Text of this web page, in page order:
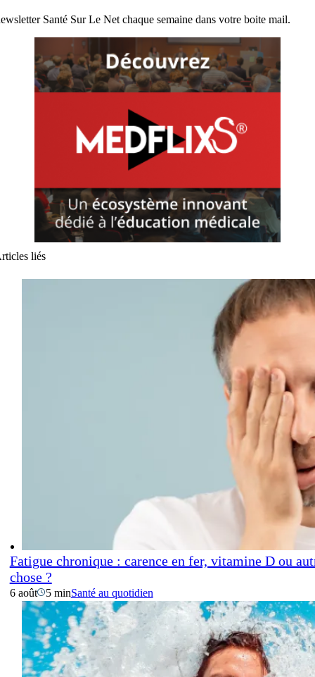
Santé Sur Le Net chaque semaine dans votre boite mail.
liés
Fatigue chronique : carence en fer, vitamine D ou
chose ?
6 août 5 minSanté au quotidien